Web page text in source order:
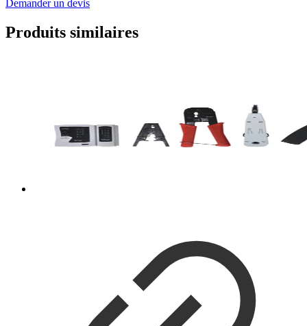
Demander un devis
Produits similaires